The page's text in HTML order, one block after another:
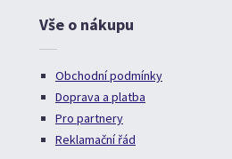
Vše o nákupu
Obchodní podmínky
Doprava a platba
Pro partnery
Reklamační řád